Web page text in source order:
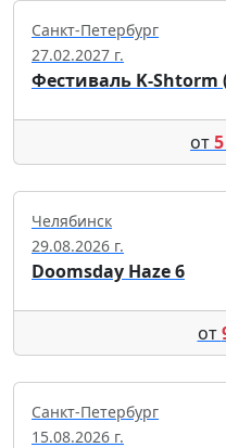
Санкт-Петербург
27.02.2027 г.
Фестиваль K-Shtorm
от
Челябинск
29.08.2026 г.
Doomsday Haze 6
от
Санкт-Петербург
15.08.2026 г.